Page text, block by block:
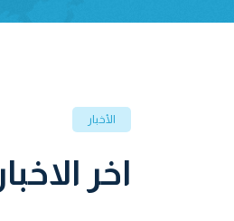
الأخبار
اخر الاخبار